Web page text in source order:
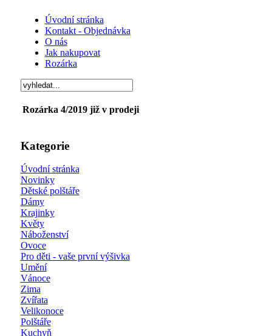
Úvodní stránka
Kontakt - Objednávka
O nás
Jak nakupovat
Rozárka
Rozárka 4/2019 již v prodeji
Kategorie
Úvodní stránka
Novinky
Dětské polštáře
Dámy
Krajinky
Květy
Náboženství
Ovoce
Pro děti - vaše první výšivka
Umění
Vánoce
Zima
Zvířata
Velikonoce
Polštáře
Kuchyň